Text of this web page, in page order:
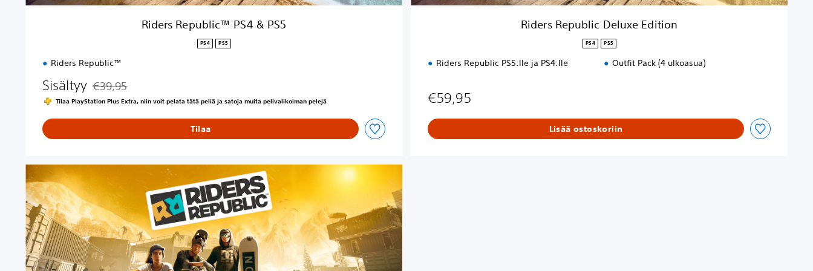
S
Riders Republic™ PS4 & PS5
PS4 PS5
Riders Republic™
Sisältyy Alennettu alkuperäisestä hinnasta €39,95
€39,95
Tilaa PlayStation Plus Extra, niin voit pelata tätä peliä ja satoja muita pelivalikoiman pelejä
Tilaa
l
Riders Republic Deluxe Edition
PS4 PS5
Riders Republic PS5:lle ja PS4:lle Outfit Pack (4 ulkoasua)
€59,95
Lisää ostoskoriin
i
d
e
r
s
R
e